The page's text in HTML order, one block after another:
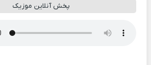
پخش آنلاین موزیک